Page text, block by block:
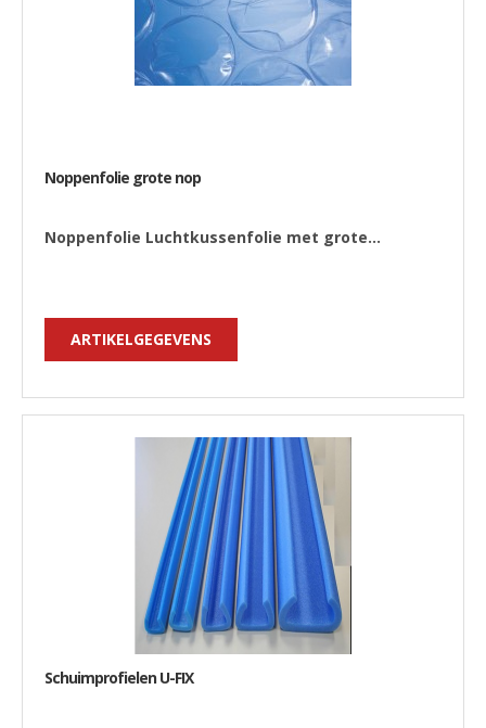
Noppenfolie grote nop
Noppenfolie Luchtkussenfolie met grote...
ARTIKELGEGEVENS
Schuimprofielen U-FIX